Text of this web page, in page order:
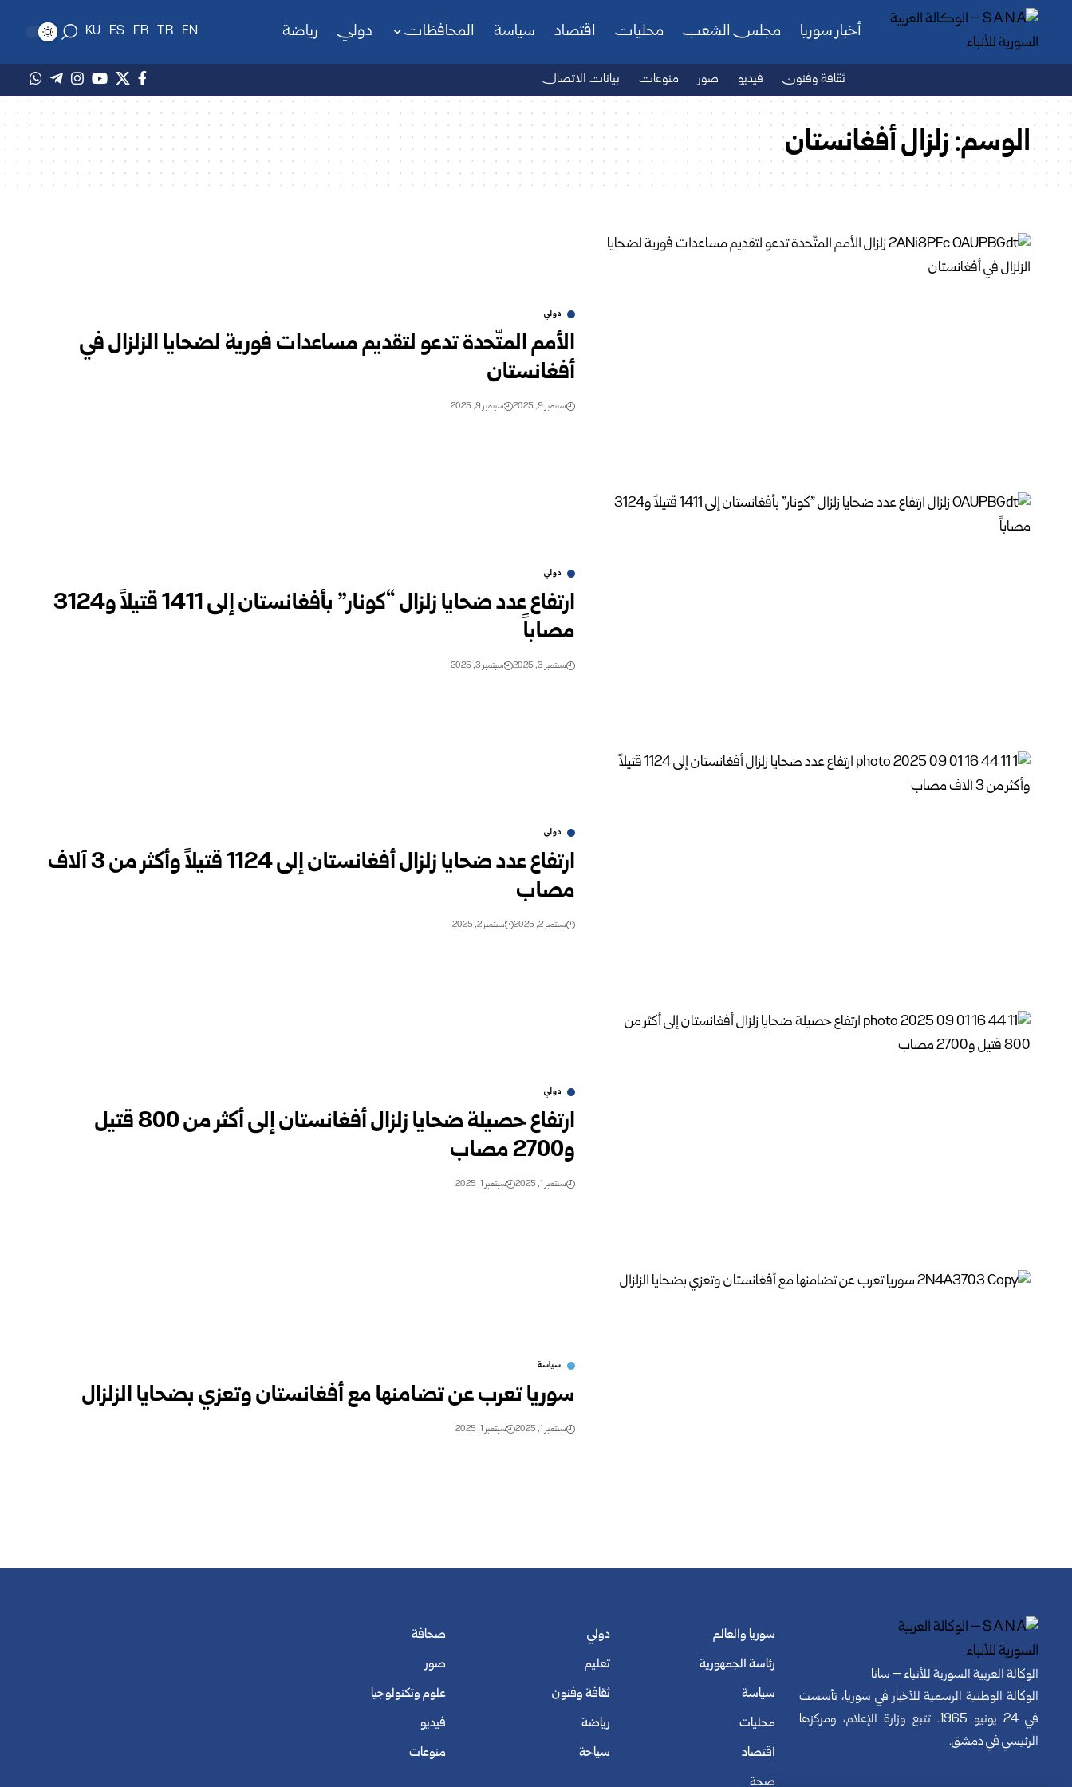
أخبار سوريا مجلس الشعب محليات اقتصاد سياسة المحافظات دولي رياضة EN
TR
FR
ES
KU
ثقافة وفنون فيديو صور منوعات بيانات الاتصال
الوسم:زلزال أفغانستان
دولي
الأمم المتّحدة تدعو لتقديم مساعدات فورية لضحايا الزلزال في
أفغانستان
سبتمبر 9, 2025 سبتمبر 9, 2025
دولي
ارتفاع عدد ضحايا زلزال “كونار” بأفغانستان إلى 1411 قتيلاً و3124
مصاباً
سبتمبر 3, 2025 سبتمبر 3, 2025
دولي
ارتفاع عدد ضحايا زلزال أفغانستان إلى 1124 قتيلاً وأكثر من 3 آلاف
مصاب
سبتمبر 2, 2025 سبتمبر 2, 2025
دولي
ارتفاع حصيلة ضحايا زلزال أفغانستان إلى أكثر من 800 قتيل
و2700 مصاب
سبتمبر 1, 2025 سبتمبر 1, 2025
سياسة
سوريا تعرب عن تضامنها مع أفغانستان وتعزي بضحايا الزلزال
سبتمبر 1, 2025 سبتمبر 1, 2025
الوكالة العربية السورية للأنباء – سانا
الوكالة الوطنية الرسمية للأخبار في سوريا، تأسست
في 24 يونيو 1965. تتبع وزارة الإعلام، ومركزها
الرئيسي في دمشق.
سوريا والعالم
رئاسة الجمهورية
سياسة
محليات
اقتصاد
صحة
دولي
تعليم
ثقافة وفنون
رياضة
سياحة
صحافة
صور
علوم وتكنولوجيا
فيديو
منوعات